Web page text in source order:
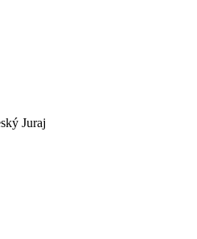
Juraj